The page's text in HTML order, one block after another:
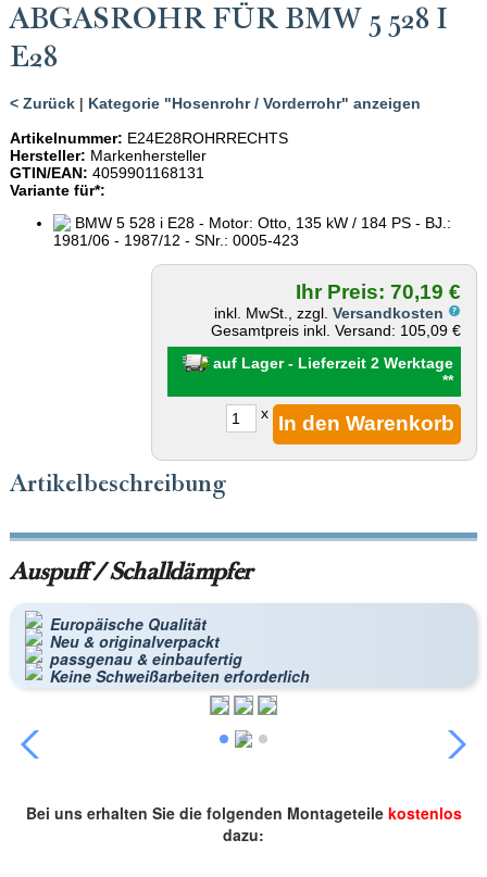
ABGASROHR FÜR BMW 5 528 I
E28
< Zurück| Kategorie "Hosenrohr / Vorderrohr" anzeigen
Artikelnummer: E24E28ROHRRECHTS
Hersteller: Markenhersteller
GTIN/EAN: 4059901168131
Variante für*:
BMW 5 528 i E28 - Motor: Otto, 135 kW / 184 PS - BJ.:
1981/06 - 1987/12 - SNr.: 0005-423
Ihr Preis: 70,19 €
inkl. MwSt., zzgl.Versandkosten
Gesamtpreis inkl. Versand: 105,09 €
auf Lager - Lieferzeit 2 Werktage
**
x
Artikelbeschreibung
Auspuff / Schalldämpfer
Europäische Qualität
Neu & originalverpackt
passgenau & einbaufertig
Keine Schweißarbeiten erforderlich
Bei uns erhalten Sie die folgenden Montageteile kostenlos
dazu: